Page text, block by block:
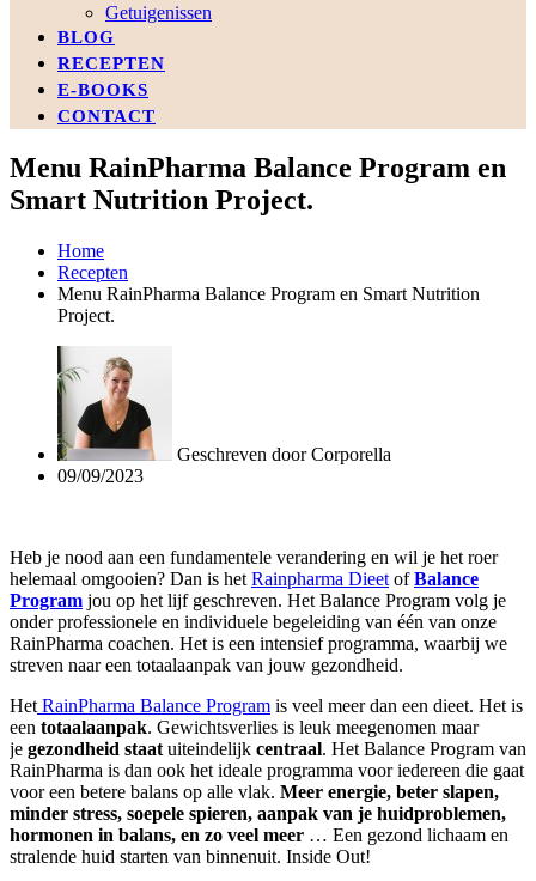
Getuigenissen
BLOG
RECEPTEN
E-BOOKS
CONTACT
Menu RainPharma Balance Program en
Smart Nutrition Project.
Home
Recepten
Menu RainPharma Balance Program en Smart Nutrition
Project.
Geschreven doorCorporella
09/09/2023
Heb je nood aan een fundamentele verandering en wil je het roer
helemaal omgooien? Dan is het Rainpharma Dieet ofBalance
Program jou op het lijf geschreven. Het Balance Program volg je
onder professionele en individuele begeleiding van één van onze
RainPharma coachen. Het is een intensief programma, waarbij we
streven naar een totaalaanpak van jouw gezondheid.
Het RainPharma Balance Program is veel meer dan een dieet. Het is
een totaalaanpak. Gewichtsverlies is leuk meegenomen maar
je gezondheid staat uiteindelijk centraal. Het Balance Program van
RainPharma is dan ook het ideale programma voor iedereen die gaat
voor een betere balans op alle vlak. Meer energie, beter slapen,
minder stress, soepele spieren, aanpak van je huidproblemen,
hormonen in balans, en zo veel meer … Een gezond lichaam en
stralende huid starten van binnenuit. Inside Out!